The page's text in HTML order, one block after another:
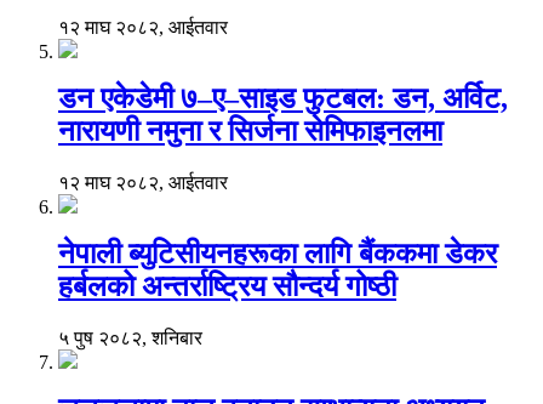
१२ माघ २०८२, आईतवार
डन एकेडेमी ७–ए–साइड फुटबल: डन, अर्विट,
नारायणी नमुना र सिर्जना सेमिफाइनलमा
१२ माघ २०८२, आईतवार
नेपाली ब्युटिसीयनहरूका लागि बैंककमा डेकर
हर्बलको अन्तर्राष्ट्रिय सौन्दर्य गोष्ठी
५ पुष २०८२, शनिबार